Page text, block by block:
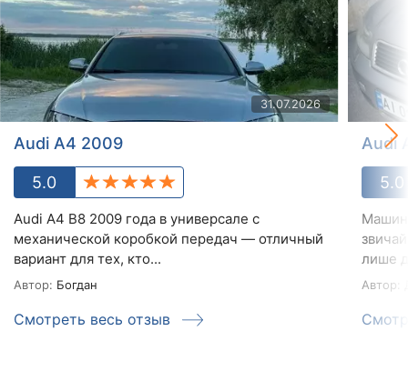
31.07.2026
Audi A4 2009
5.0
Audi A4 B8 2009 года в универсале с
механической коробкой передач — отличный
вариант для тех, кто...
Автор: Богдан
Смотреть весь отзыв
Audi
5.0
лише
Автор: